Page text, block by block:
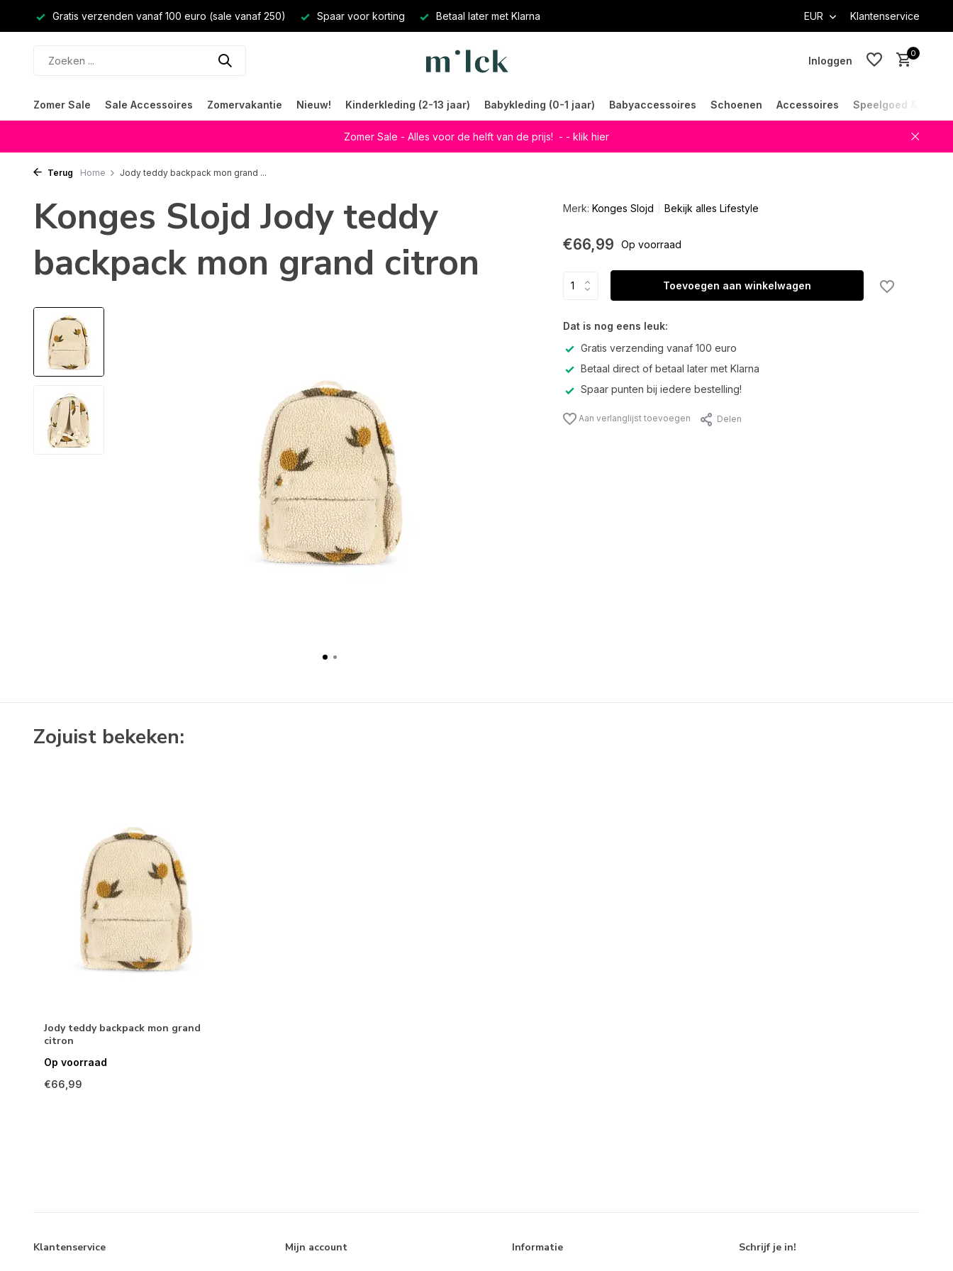
Gratis verzenden vanaf 100 euro (sale vanaf 250) Spaar voor korting Betaal later met Klarna EUR Klantenservice
Inloggen
0
Zomer Sale Sale Accessoires Zomervakantie Nieuw! Kinderkleding (2-13 jaar) Babykleding (0-1 jaar) Babyaccessoires Schoenen Accessoires Speelgoed &
Zomer Sale - Alles voor de helft van de prijs! - - klik hier
Terug Home Jody teddy backpack mon grand ...
Konges Slojd Jody teddy
backpack mon grand citron
Merk: Konges Slojd Bekijk alles Lifestyle
€66,99 Op voorraad
Toevoegen aan winkelwagen
Dat is nog eens leuk:
Gratis verzending vanaf 100 euro
Betaal direct of betaal later met Klarna
Spaar punten bij iedere bestelling!
Aan verlanglijst toevoegen Delen
Zojuist bekeken:
Jody teddy backpack mon grand
citron
Op voorraad
€66,99
Klantenservice Mijn account Informatie Schrijf je in!